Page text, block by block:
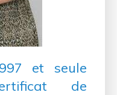
et seule
de